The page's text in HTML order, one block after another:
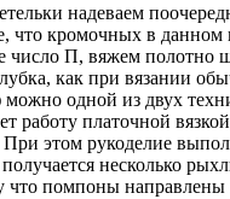
надеваем
что кромочных в данном
число П, вяжем полотно
как при вязании
одной из двух
работу платочной
этом рукоделие
несколько
что помпоны направлены